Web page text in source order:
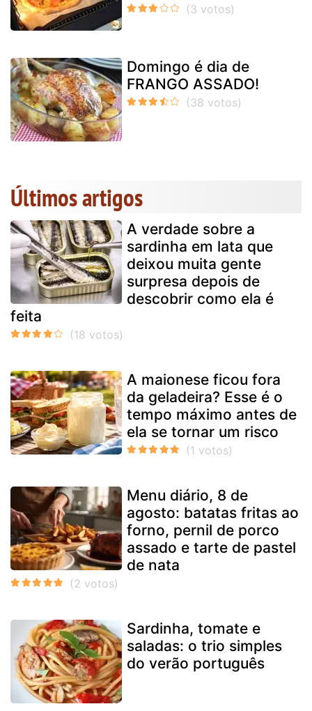
Domingo é dia de
FRANGO ASSADO!
Últimos artigos
A verdade sobre a
sardinha em lata que
deixou muita gente
surpresa depois de
descobrir como ela é
feita
A maionese ficou fora
da geladeira? Esse é o
tempo máximo antes de
ela se tornar um risco
Menu diário, 8 de
agosto: batatas fritas ao
forno, pernil de porco
assado e tarte de pastel
de nata
Sardinha, tomate e
saladas: o trio simples
do verão português